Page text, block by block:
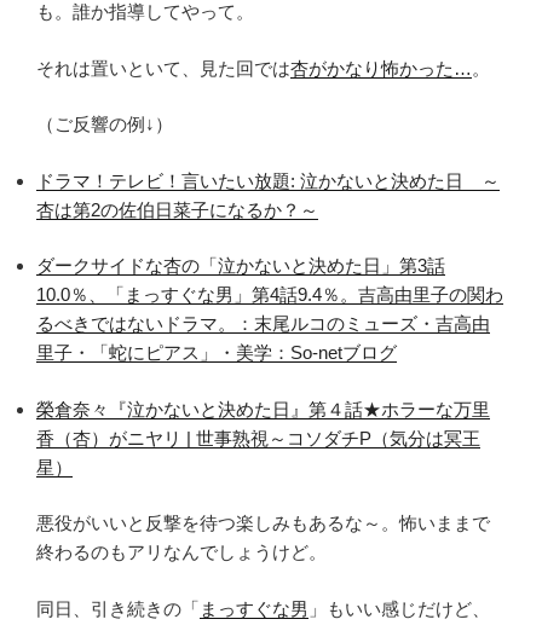
も。誰か指導してやって。
それは置いといて、見た回では杏がかなり怖かった… 。
（ご反響の例↓）
ドラマ！テレビ！言いたい放題: 泣かないと決めた日 ～
杏は第2の佐伯日菜子になるか？～
ダークサイドな杏の「泣かないと決めた日」第3話
10.0％、「まっすぐな男」第4話9.4％。吉高由里子の関わ
るべきではないドラマ。：末尾ルコのミューズ・吉高由
里子・「蛇にピアス」・美学：So-netブログ
榮倉奈々『泣かないと決めた日』第４話★ホラーな万里
香（杏）がニヤリ | 世事熟視～コソダチP（気分は冥王
星）
悪役がいいと反撃を待つ楽しみもあるな～。怖いままで
終わるのもアリなんでしょうけど。
同日、引き続きの「 まっすぐな男 」もいい感じだけど、